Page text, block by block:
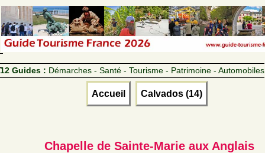
12 Guides : Démarches - Santé - Tourisme - Patrimoine - Automobiles
Accueil Calvados (14)
Chapelle de Sainte-Marie aux Anglais